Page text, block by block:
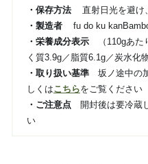
・保存方法直射日光を避け
・製造者fu do ku
・栄養成分表示
（110gあた
く質3.9g／脂質6.1g／炭水化
・取り扱い基準坂ノ途中の加
しくはこちらをご覧ください
・ご注意点 開封後は要冷蔵
い